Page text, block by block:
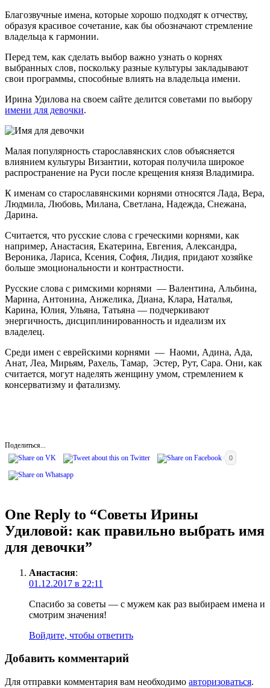
Благозвучные имена, которые хорошо подходят к отчеству,
образуя красивое сочетание, как бы обозначают стремление
владельца к гармонии.
Перед тем, как сделать выбор важно узнать о корнях
выбранных слов, поскольку разные культуры закладывают
свои программы, способные влиять на владельца имени.
Ирина Удилова на своем сайте делится советами по выбору
имени для девочки.
Малая популярность старославянских слов объясняется
влиянием культуры Византии, которая получила широкое
распространение на Руси после крещения князя Владимира.
К именам со старославянскими корнями относятся Лада, Вера,
Людмила, Любовь, Милана, Светлана, Надежда, Снежана,
Дарина.
Считается, что русские слова с греческими корнями, как
например, Анастасия, Екатерина, Евгения, Александра,
Вероника, Лариса, Ксения, София, Лидия, придают хозяйке
больше эмоциональности и контрастности.
Русские слова с римскими корнями — Валентина, Альбина,
Марина, Антонина, Анжелика, Диана, Клара, Наталья,
Карина, Юлия, Ульяна, Татьяна — подчеркивают
энергичность, дисциплинированность и идеализм их
владелец.
Среди имен с еврейскими корнями — Наоми, Адина, Ада,
Анат, Леа, Мирьям, Рахель, Тамар, Эстер, Рут, Сара. Они, как
считается, могут наделять женщину умом, стремлением к
консерватизму и фатализму.
Поделиться...
0
One Reply to “Советы Ирины
Удиловой: как правильно выбрать имя
для девочки”
Анастасия:
01.12.2017 в 22:11
Спасибо за советы — с мужем как раз выбираем имена и
смотрим значения!
Войдите, чтобы ответить
Добавить комментарий
Для отправки комментария вам необходимо авторизоваться.